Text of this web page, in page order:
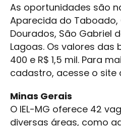
As oportunidades são
Aparecida do Taboado,
Dourados, São Gabriel
Lagoas. Os valores das
400 e R$ 1,5 mil. Para
cadastro, acesse o site
Minas Gerais
O IEL-MG oferece 42
diversas áreas, como